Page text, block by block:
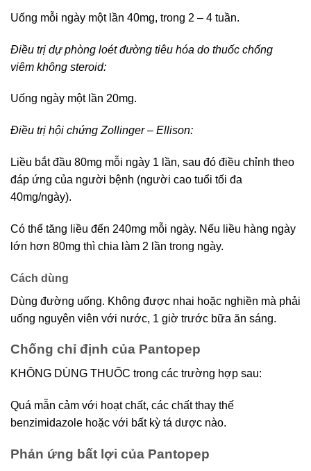
Uống mỗi ngày một lần 40mg, trong 2 – 4 tuần.
Điều trị dự phòng loét đường tiêu hóa do thuốc chống
viêm không steroid:
Uống ngày một lần 20mg.
Điều trị hội chứng Zollinger – Ellison:
Liều bắt đầu 80mg mỗi ngày 1 lần, sau đó điều chỉnh theo
đáp ứng của người bệnh (người cao tuổi tối đa
40mg/ngày).
Có thể tăng liều đến 240mg mỗi ngày. Nếu liều hàng ngày
lớn hơn 80mg thì chia làm 2 lần trong ngày.
Cách dùng
Dùng đường uống. Không được nhai hoặc nghiền mà phải
uống nguyên viên với nước, 1 giờ trước bữa ăn sáng.
Chống chỉ định của Pantopep
KHÔNG DÙNG THUỐC trong các trường hợp sau:
Quá mẫn cảm với hoạt chất, các chất thay thế
benzimidazole hoặc với bất kỳ tá dược nào.
Phản ứng bất lợi của Pantopep